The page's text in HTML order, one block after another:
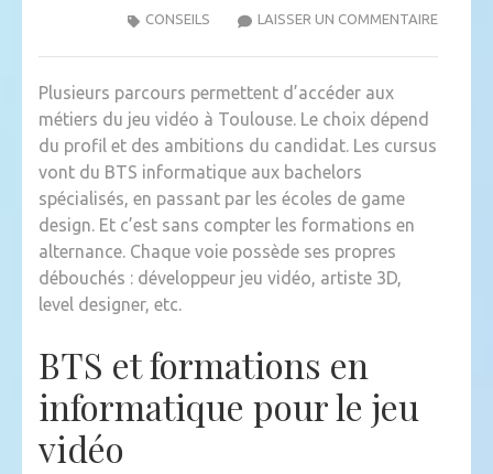
LAISSER UN COMMENTAIRE
CONSEILS
Plusieurs parcours permettent d’accéder aux
métiers du jeu vidéo à Toulouse. Le choix dépend
du profil et des ambitions du candidat. Les cursus
vont du BTS informatique aux bachelors
spécialisés, en passant par les écoles de game
design. Et c’est sans compter les formations en
alternance. Chaque voie possède ses propres
débouchés : développeur jeu vidéo, artiste 3D,
level designer, etc.
BTS et formations en
informatique pour le jeu
vidéo